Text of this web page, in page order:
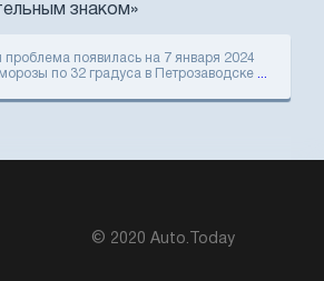
знаком»
появилась на 7 января 2024
по 32 градуса в Петрозаводске
© 2020 Auto.Today